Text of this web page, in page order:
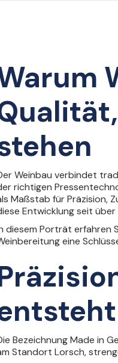
Weinbau verbindet
richtigen
Maßstab für Präzision,
Entwicklung seit
diesem Porträt erfahren
eine
Bezeichnung Made in
Standort Lorsch,